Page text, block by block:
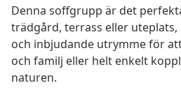
Denna soffgrupp är det
trädgård, terrass eller
och inbjudande utrymme för
och familj eller helt enkelt
naturen.